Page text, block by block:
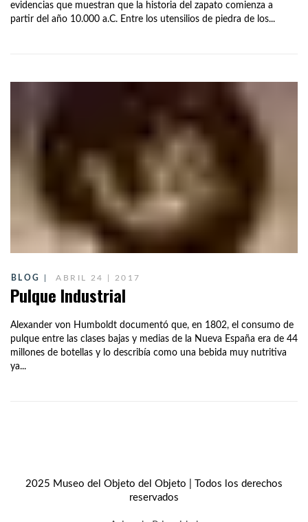
evidencias que muestran que la historia del zapato comienza a
partir del año 10.000 a.C. Entre los utensilios de piedra de los...
BLOG ABRIL 24 | 2017
Pulque Industrial
Alexander von Humboldt documentó que, en 1802, el consumo de
pulque entre las clases bajas y medias de la Nueva España era de 44
millones de botellas y lo describía como una bebida muy nutritiva
ya...
2025 Museo del Objeto del Objeto | Todos los derechos
reservados